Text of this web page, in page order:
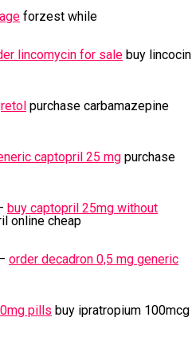
forzest while
lincomycin for sale buy lincocin
purchase carbamazepine
captopril 25 mg purchase
buy captopril 25mg without
online cheap
order decadron 0,5 mg generic
pills buy ipratropium 100mcg